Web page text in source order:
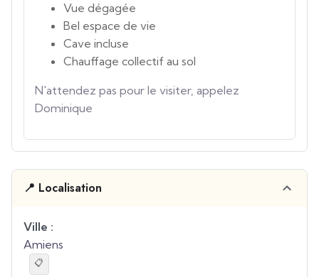
Vue dégagée
Bel espace de vie
Cave incluse
Chauffage collectif au sol
N'attendez pas pour le visiter, appelez
Dominique
📍 Localisation
Ville :
Amiens
📋